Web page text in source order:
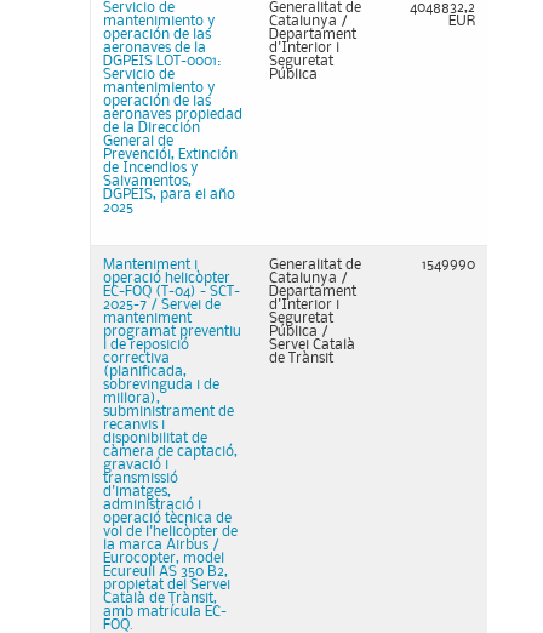
Servicio de
mantenimiento y
operación de las
aeronaves de la
DGPEIS LOT-0001:
Servicio de
mantenimiento y
operación de las
aeronaves propiedad
de la Dirección
General de
Prevenciói, Extinción
de Incendios y
Salvamentos,
DGPEIS, para el año
2025
Generalitat de
Catalunya /
Departament
d'Interior i
Seguretat
Pública
4048832,2
EUR
Manteniment i
operació helicòpter
EC-FOQ (T-04) - SCT-
2025-7 / Servei de
manteniment
programat preventiu
i de reposició
correctiva
(planificada,
sobrevinguda i de
millora),
subministrament de
recanvis i
disponibilitat de
càmera de captació,
gravació i
transmissió
d'imatges,
administració i
operació tècnica de
vol de l'helicòpter de
la marca Airbus /
Eurocopter, model
Ecureuil AS 350 B2,
propietat del Servei
Català de Trànsit,
amb matrícula EC-
FOQ.
Generalitat de
Catalunya /
Departament
d'Interior i
Seguretat
Pública /
Servei Català
de Trànsit
1549990